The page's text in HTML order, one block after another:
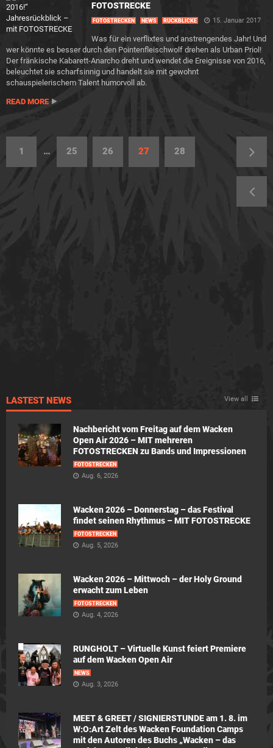
FOTOSTRECKE
FOTOSTRECKEN NEWS RÜCKBLICKE 15. Januar 2017
Was für ein verflixtes und anstrengendes Jahr! Und
wer könnte es besser durch den Pointenfleischwolf drehen als Urban Priol!
Der fränkische Kabarett-Anarcho dreht und wendet die Ereignisse von 2016,
beleuchtet sie scharfsinnig und handelt sie mit gewohnt
schauspielerischem Talent humorvoll ab.
READ MORE
1 … 25 26 27 28
LASTEST NEWS View all
Nachbericht vom Freitag auf dem Wacken
Open Air 2026 – MIT mehreren
FOTOSTRECKEN zu Bands und Impressionen
FOTOSTRECKEN
Aug. 6, 2026
Wacken 2026 – Donnerstag – das Festival
findet seinen Rhythmus – MIT FOTOSTRECKE
FOTOSTRECKEN
Aug. 5, 2026
Wacken 2026 – Mittwoch – der Holy Ground
erwacht zum Leben
FOTOSTRECKEN
Aug. 4, 2026
RUNGHOLT – Virtuelle Kunst feiert Premiere
auf dem Wacken Open Air
NEWS
Aug. 3, 2026
MEET & GREET / SIGNIERSTUNDE am 1. 8. im
W:O:Art Zelt des Wacken Foundation Camps
mit den Autoren des Buchs „Wacken – das